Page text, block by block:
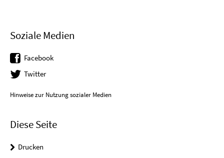
Soziale Medien
Facebook
Twitter
Hinweise zur Nutzung sozialer Medien
Diese Seite
Drucken